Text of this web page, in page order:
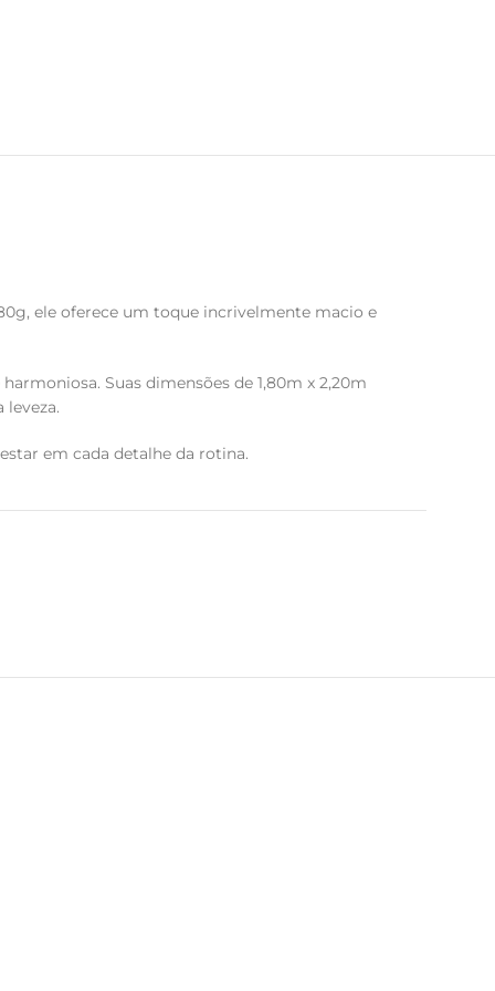
ele oferece um toque incrivelmente macio e
Suas dimensões de 1,80m x 2,20m
em cada detalhe da rotina.